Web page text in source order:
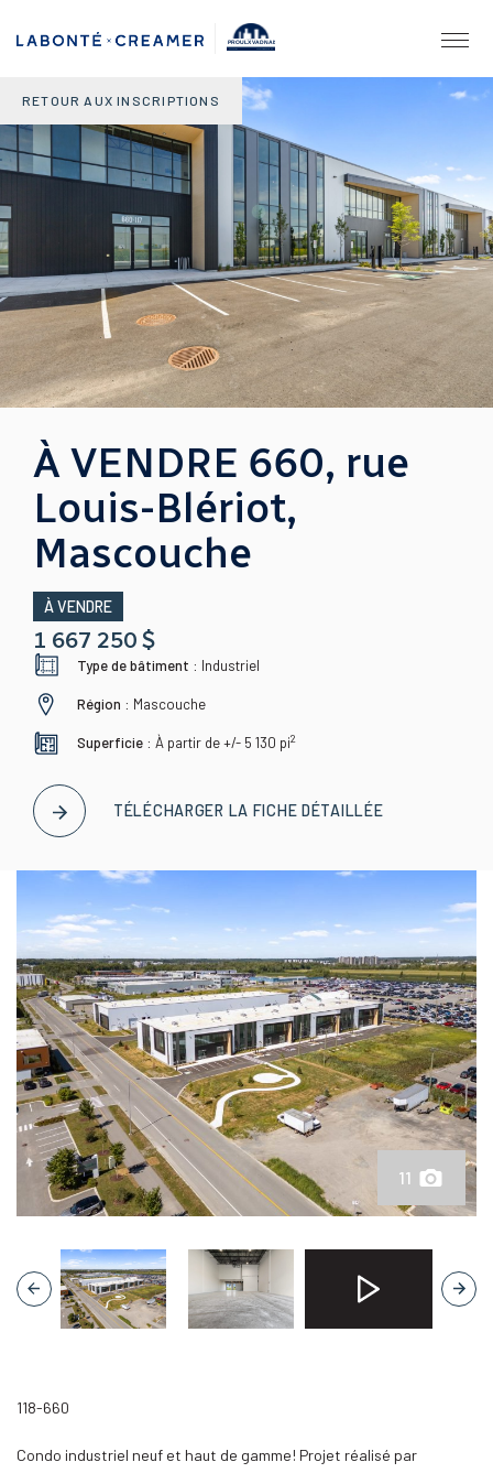
PROULX VADNAIS
RETOUR AUX INSCRIPTIONS
À VENDRE 660, rue
Louis-Blériot,
Mascouche
À VENDRE
1 667 250 $
Type de bâtiment : Industriel
Région : Mascouche
Superficie : À partir de +/- 5 130 pi2
TÉLÉCHARGER LA FICHE DÉTAILLÉE
Unmute
11
118-660
Condo industriel neuf et haut de gamme! Projet réalisé par